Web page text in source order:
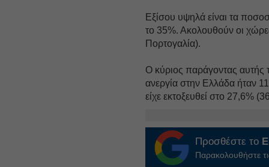
Εξίσου υψηλά είναι τα
το 35%. Ακολουθούν οι
Πορτογαλία).
Ο κύριος παράγοντας αυτής
ανεργία στην Ελλάδα ήταν
είχε εκτοξευθεί στο 27,6%
Προσθέστε το
Παρακολουθήστε